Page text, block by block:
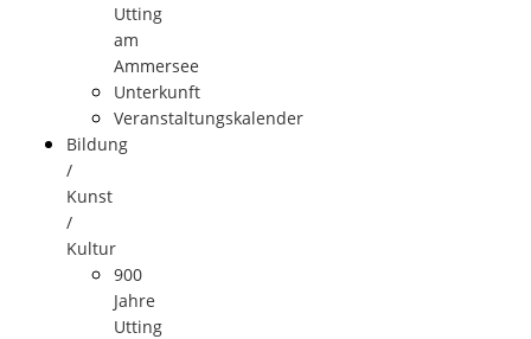
Utting
am
Ammersee
Unterkunft
Veranstaltungskalender
Bildung
/
Kunst
/
Kultur
900
Jahre
Utting